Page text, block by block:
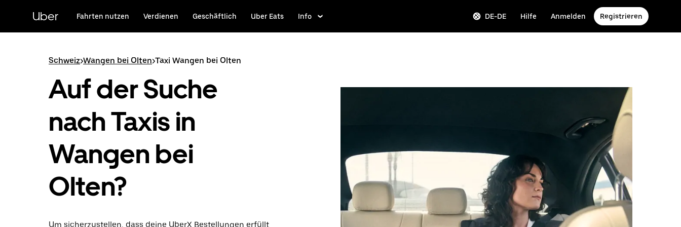
HauptinhaltUber Fahrten nutzen Verdienen Geschäftlich Uber Eats Info DE-DE Hilfe Anmelden Registrieren
Schweiz>Wangen bei Olten>Taxi Wangen bei Olten
Auf der Suche
nach Taxis in
Wangen bei
Olten?
Um sicherzustellen, dass deine UberX Bestellungen erfüllt